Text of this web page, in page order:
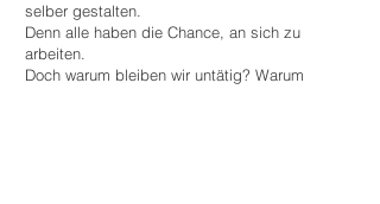
selber gestalten.
Denn alle haben die Chance, an sich zu
arbeiten.
Doch warum bleiben wir untätig? Warum